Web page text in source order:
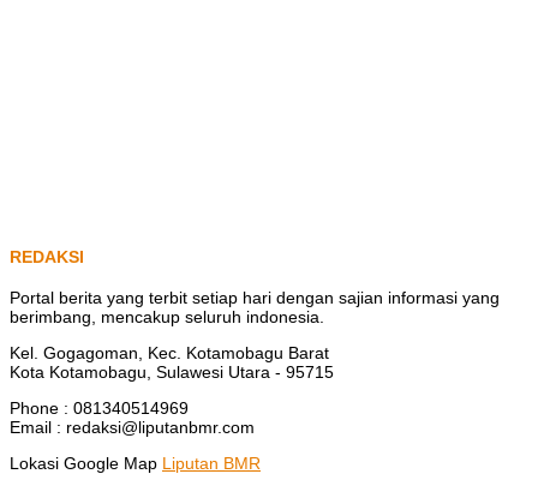
REDAKSI
Portal berita yang terbit setiap hari dengan sajian informasi yang
berimbang, mencakup seluruh indonesia.
Kel. Gogagoman, Kec. Kotamobagu Barat
Kota Kotamobagu, Sulawesi Utara - 95715
Phone : 081340514969
Email : redaksi@liputanbmr.com
Lokasi Google Map Liputan BMR